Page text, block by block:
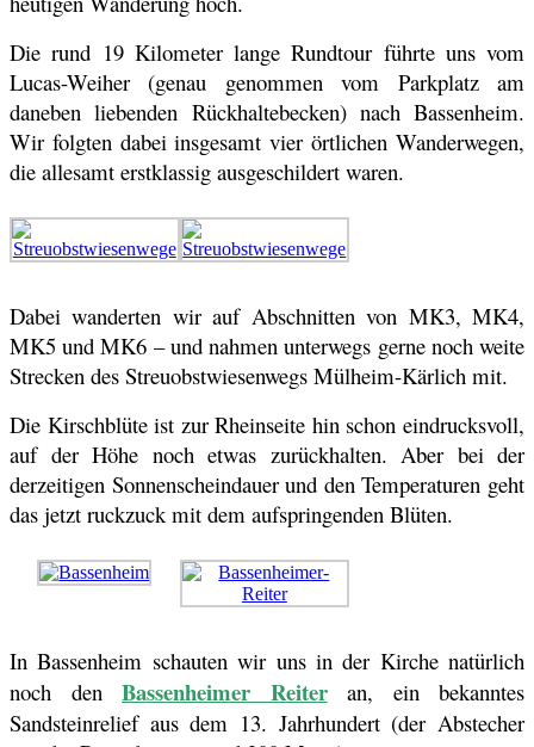
Die rund 19 Kilometer lange Rundtour führte uns vom
Lucas-Weiher (genau genommen vom Parkplatz am
daneben liebenden Rückhaltebecken) nach Bassenheim.
Wir folgten dabei insgesamt vier örtlichen Wanderwegen,
die allesamt erstklassig ausgeschildert waren.
Dabei wanderten wir auf Abschnitten von MK3, MK4,
MK5 und MK6 – und nahmen unterwegs gerne noch weite
Strecken des Streuobstwiesenwegs Mülheim-Kärlich mit.
Die Kirschblüte ist zur Rheinseite hin schon eindrucksvoll,
auf der Höhe noch etwas zurückhalten. Aber bei der
derzeitigen Sonnenscheindauer und den Temperaturen geht
das jetzt ruckzuck mit dem aufspringenden Blüten.
In Bassenheim schauten wir uns in der Kirche natürlich
noch den Bassenheimer Reiteran, ein bekanntes
Sandsteinrelief aus dem 13. Jahrhundert (der Abstecher